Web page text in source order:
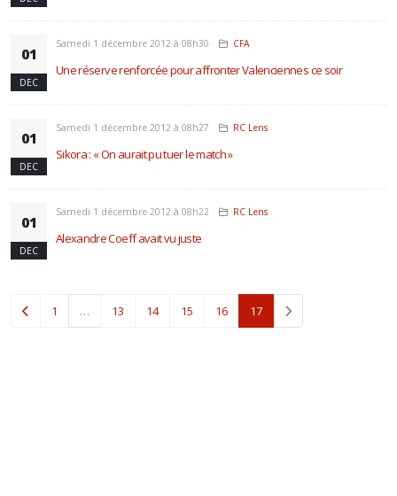
01
DEC
Samedi 1 décembre 2012 à 08h30 CFA
Une réserve renforcée pour affronter Valenciennes ce soir
01
DEC
Samedi 1 décembre 2012 à 08h27 RC Lens
Sikora : « On aurait pu tuer le match »
01
DEC
Samedi 1 décembre 2012 à 08h22 RC Lens
Alexandre Coeff avait vu juste
1 … 13 14 15 16 17(current)